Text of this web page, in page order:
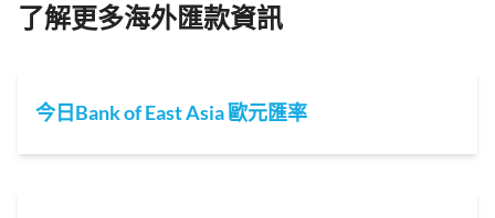
了解更多海外匯款資訊
今日Bank of East Asia 歐元匯率